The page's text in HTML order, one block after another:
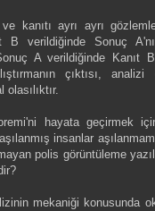
kanıtı ayrı ayrı
B verildiğinde Sonuç
A verildiğinde Kanıt
çıktısı,
hayata geçirmek
insanlar
polis görüntüleme
mekaniği konusunda